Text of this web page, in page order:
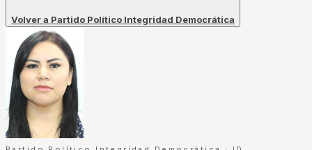
Volver a Partido Político Integridad Democrática